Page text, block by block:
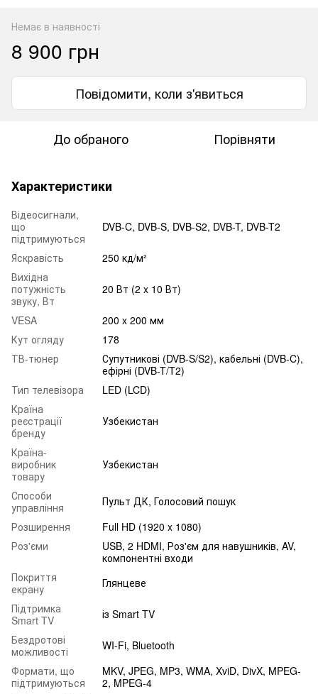
Немає в наявності
8 900 грн
Повідомити, коли з'явиться
До обраного Порівняти
Характеристики
Відеосигнали,
що
підтримуються
DVB-C, DVB-S, DVB-S2, DVB-T, DVB-T2
Яскравість
250 кд/м²
Вихідна
потужність
звуку, Вт
20 Вт (2 x 10 Вт)
VESA
200 x 200 мм
Кут огляду
178
ТВ-тюнер
Супутникові (DVB-S/S2), кабельні (DVB-C),
ефірні (DVB-T/T2)
Тип телевізора
LED (LCD)
Країна
реєстрації
бренду
Узбекистан
Країна-
виробник
товару
Узбекистан
Способи
управління
Пульт ДК, Голосовий пошук
Розширення
Full HD (1920 x 1080)
Роз'єми
USB, 2 HDMI, Роз'єм для навушників, AV,
компонентні входи
Покриття
екрану
Глянцеве
Підтримка
Smart TV
із Smart TV
Бездротові
можливості
WI-Fi, Bluetooth
Формати, що
підтримуються
MKV, JPEG, MP3, WMA, XviD, DivX, MPEG-
2, MPEG-4